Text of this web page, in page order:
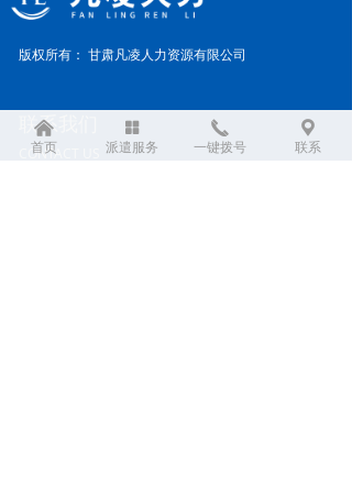
版权所有： 甘肃凡凌人力资源有限公司
联系我们
CONTACT US
낀
首页
넒
派遣服务
끅
一键拨号
끇
联系